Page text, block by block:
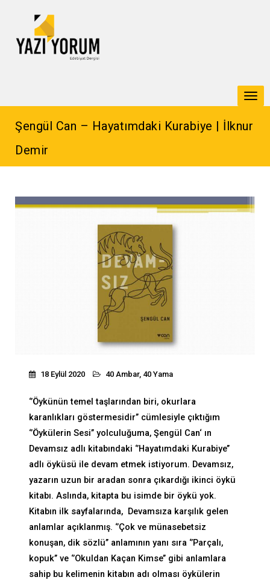
Şengül Can – Hayatımdaki Kurabiye | İlknur
Demir
18 Eylül 2020 40 Ambar, 40 Yama
‘’Öykünün temel taşlarından biri, okurlara
karanlıkları göstermesidir’’ cümlesiyle çıktığım
‘’Öykülerin Sesi’’ yolculuğuma, Şengül Can‘ ın
Devamsız adlı kitabındaki ‘’Hayatımdaki Kurabiye’’
adlı öyküsü ile devam etmek istiyorum. Devamsız,
yazarın uzun bir aradan sonra çıkardığı ikinci öykü
kitabı. Aslında, kitapta bu isimde bir öykü yok.
Kitabın ilk sayfalarında, Devamsıza karşılık gelen
anlamlar açıklanmış. ‘’Çok ve münasebetsiz
konuşan, dik sözlü’’ anlamının yanı sıra ‘’Parçalı,
kopuk’’ ve ‘’Okuldan Kaçan Kimse’’ gibi anlamlara
sahip bu kelimenin kitabın adı olması öykülerin